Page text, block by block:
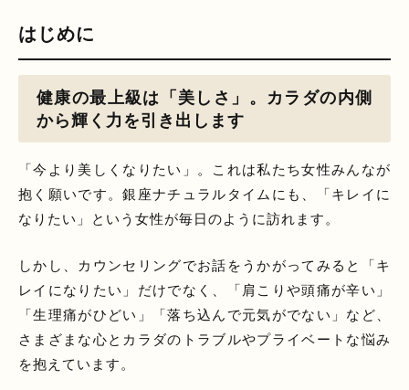
はじめに
健康の最上級は「美しさ」。カラダの内側
から輝く力を引き出します
「今より美しくなりたい」。これは私たち女性みんなが
抱く願いです。銀座ナチュラルタイムにも、「キレイに
なりたい」という女性が毎日のように訪れます。
しかし、カウンセリングでお話をうかがってみると「キ
レイになりたい」だけでなく、「肩こりや頭痛が辛い」
「生理痛がひどい」「落ち込んで元気がでない」など、
さまざまな心とカラダのトラブルやプライベートな悩み
を抱えています。